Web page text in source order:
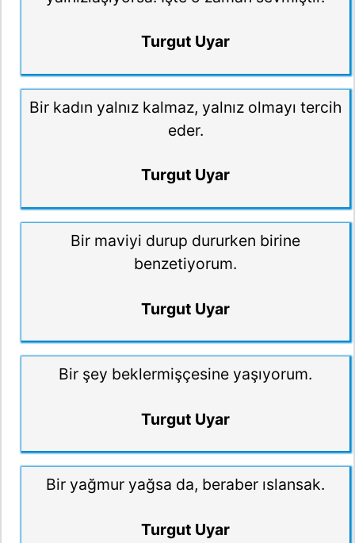
Turgut Uyar
Bir kadın yalnız kalmaz, yalnız olmayı tercih
eder.
Turgut Uyar
Bir maviyi durup dururken birine
benzetiyorum.
Turgut Uyar
Bir şey beklermişçesine yaşıyorum.
Turgut Uyar
Bir yağmur yağsa da, beraber ıslansak.
Turgut Uyar